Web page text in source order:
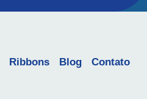
Ribbons Blog Contato